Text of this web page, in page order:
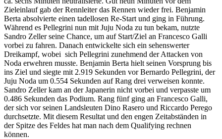
Zieleinlauf gab der Rennleiter das Rennen wieder frei. Benjamin
Berta absolvierte einen tadellosen Re-Start und ging in Führung.
Während es Pellegrini nun mit Juju Noda zu tun bekam, nutzte
Sandro Zeller seine Chance, um auf Start/Ziel an Francesco Galli
vorbei zu fahren. Danach entwickelte sich ein sehenswerter
Dreikampf, wobei sich Pellegrini zunehmend der Attacken von
Noda erwehren musste. Benjamin Berta hielt seinen Vorsprung bis
ins Ziel und siegte mit 2.919 Sekunden vor Bernardo Pellegrini, der
Juju Noda um 0.554 Sekunden auf Rang drei verweisen konnte.
Sandro Zeller kam an der Japanerin nicht vorbei und verpasste um
0.486 Sekunden das Podium. Rang fünf ging an Francesco Galli,
der sich vor seinen Landsleuten Dino Rasero und Riccardo Perego
durchsetzte. Mit diesem Resultat und den engen Zeitabständen in
der Spitze des Feldes hat man nach dem Qualifying rechnen
können.